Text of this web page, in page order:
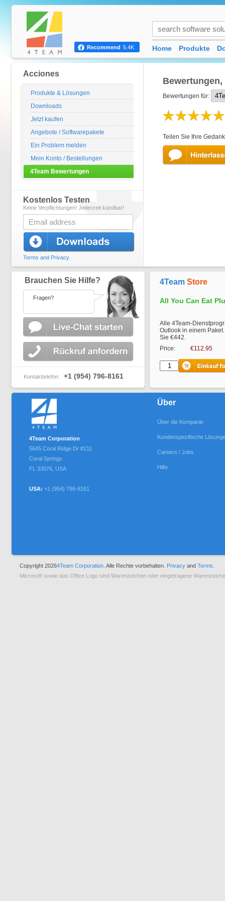
Bewertungen für:
Teilen Sie Ihre
Acciones
Produkte & Lösungen
Downloads
Jetzt kaufen
Angebote / Softwarepakete
Ein Problem melden
Mein Konto / Bestellungen
4Team Bewertungen
Kostenlos Testen
Keine Verpflichtungen! Jederzeit kündbar!
Terms and Privacy
Recommend 5.4K Home Produkte
Brauchen Sie Hilfe?
Fragen?
Kontakttelefon: +1 (954) 796-8161
4Team Store
All You Can Eat
Alle 4Team-
Outlook in einem
Sie €442.
Price:
€112.95
4Team Corporation
5645 Coral Ridge Dr #211
Coral Springs
FL 33076 USA
USA: +1 (954) 796-8161
Über
Über die Kompanie
Kundenspezifische
Careers / Jobs
Hilfe
Copyright 20264Team Corporation. Alle Rechte vorbehalten. Privacy and Terms.
Microsoft sowie das Office Logo sind Warenzeichen oder eingetragene